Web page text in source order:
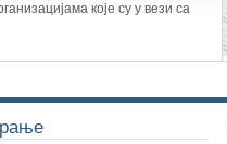
које су у вези са